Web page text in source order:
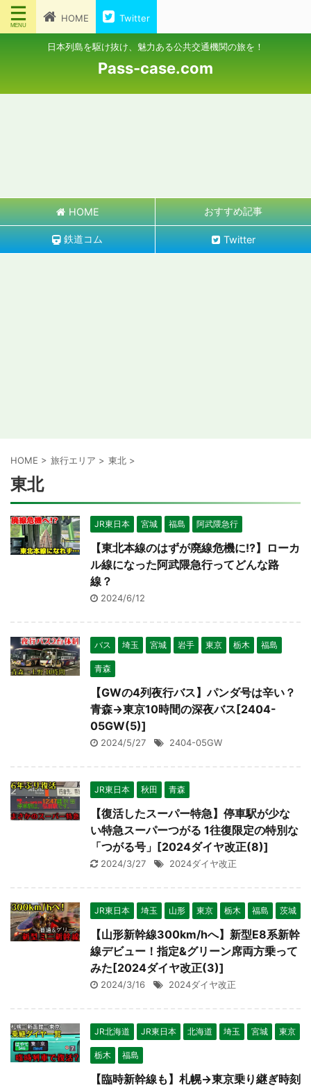
HOME Twitter
日本列島を駆け抜け、魅力ある公共交通機関の旅を！
Pass-case.com
HOME おすすめ記事
鉄道コム Twitter
HOME > 旅行エリア > 東北 >
東北
JR東日本 宮城 福島 阿武隈急行
【東北本線のはずが廃線危機に!?】ローカ
ル線になった阿武隈急行ってどんな路
線？
2024/6/12
バス 埼玉 宮城 岩手 東京 栃木 福島
青森
【GWの4列夜行バス】パンダ号は辛い？
青森→東京10時間の深夜バス[2404-
05GW(5)]
2024/5/27 2404-05GW
JR東日本 秋田 青森
【復活したスーパー特急】停車駅が少な
い特急スーパーつがる 1往復限定の特別な
「つがる号」[2024ダイヤ改正(8)]
2024/3/27 2024ダイヤ改正
JR東日本 埼玉 山形 東京 栃木 福島 茨城
【山形新幹線300km/hへ】新型E8系新幹
線デビュー！指定&グリーン席両方乗って
みた[2024ダイヤ改正(3)]
2024/3/16 2024ダイヤ改正
JR北海道 JR東日本 北海道 埼玉 宮城 東京
栃木 福島
【臨時新幹線も】札幌→東京乗り継ぎ時刻